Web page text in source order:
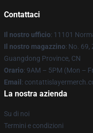
Contattaci
Il nostro ufficio: 11101
Il nostro magazzino: No. 69,
Guangdong Province, CN
Orario: 9AM – 5PM (Mon –
Email :
La nostra azienda
Su di noi
Termini e condizioni